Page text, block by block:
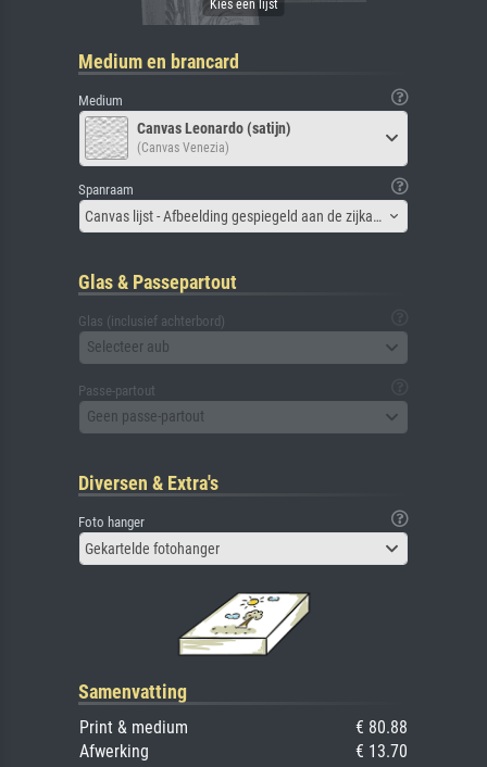
Medium en brancard
Medium
Canvas Leonardo (satijn)
(Canvas Venezia)
Spanraam
Canvas lijst - Afbeelding gespiegeld aan de zijkant
Glas & Passepartout
Glas (inclusief achterbord)
Selecteer aub
Passe-partout
Geen passe-partout
Diversen & Extra's
Foto hanger
Gekartelde fotohanger
Samenvatting
Print & medium
€ 80.88
Afwerking
€ 13.70